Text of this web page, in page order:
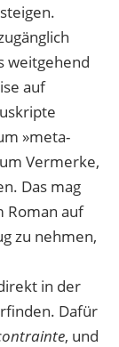
weitgehend
auf
»meta-
Vermerke,
Das mag
Roman auf
zu nehmen,
in der
Dafür
, und